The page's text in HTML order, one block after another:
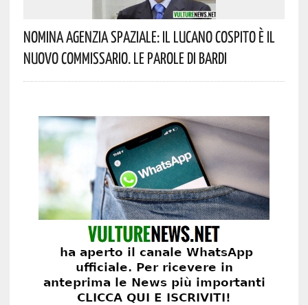
Nomina Agenzia Spaziale: Il Lucano Cospito È Il
Nuovo Commissario. Le Parole Di Bardi